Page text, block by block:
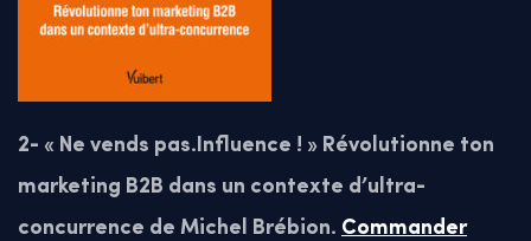
2- « Ne vends pas.Influence ! » Révolutionne ton
marketing B2B dans un contexte d’ultra-
concurrence de Michel Brébion. Commander